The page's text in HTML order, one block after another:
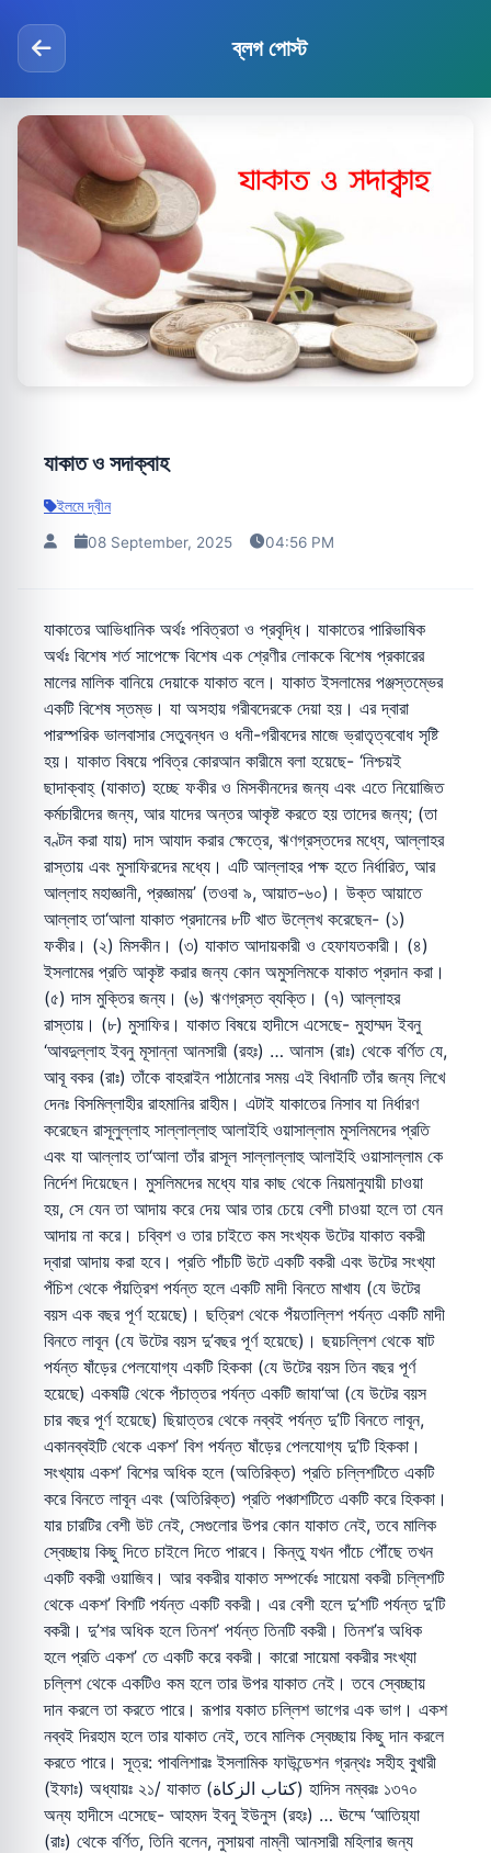
ব্লগ পোস্ট
যাকাত ও সদাক্বাহ
ইলমে দ্বীন
08 September, 2025 04:56 PM
যাকাতের আভিধানিক অর্থঃ পবিত্রতা ও প্রবৃদ্ধি। যাকাতের পারিভাষিক
অর্থঃ বিশেষ শর্ত সাপেক্ষে বিশেষ এক শ্রেণীর লোককে বিশেষ প্রকারের
মালের মালিক বানিয়ে দেয়াকে যাকাত বলে। যাকাত ইসলামের পঞ্জস্তম্ভের
একটি বিশেষ স্তম্ভ। যা অসহায় গরীবদেরকে দেয়া হয়। এর দ্বারা
পারস্পরিক ভালবাসার সেতুবন্ধন ও ধনী-গরীবদের মাজে ভ্রাতৃত্ববোধ সৃষ্টি
হয়। যাকাত বিষয়ে পবিত্র কোরআন কারীমে বলা হয়েছে- ‘নিশ্চয়ই
ছাদাক্বাহ্ (যাকাত) হচ্ছে ফকীর ও মিসকীনদের জন্য এবং এতে নিয়োজিত
কর্মচারীদের জন্য, আর যাদের অন্তর আকৃষ্ট করতে হয় তাদের জন্য; (তা
বণ্টন করা যায়) দাস আযাদ করার ক্ষেত্রে, ঋণগ্রস্তদের মধ্যে, আল্লাহর
রাস্তায় এবং মুসাফিরদের মধ্যে। এটি আল্লাহর পক্ষ হতে নির্ধারিত, আর
আল্লাহ মহাজ্ঞানী, প্রজ্ঞাময়’ (তওবা ৯, আয়াত-৬০)। উক্ত আয়াতে
আল্লাহ তা‘আলা যাকাত প্রদানের ৮টি খাত উল্লেখ করেছেন- (১)
ফকীর। (২) মিসকীন। (৩) যাকাত আদায়কারী ও হেফাযতকারী। (৪)
ইসলামের প্রতি আকৃষ্ট করার জন্য কোন অমুসলিমকে যাকাত প্রদান করা।
(৫) দাস মুক্তির জন্য। (৬) ঋণগ্রস্ত ব্যক্তি। (৭) আল্লাহর
রাস্তায়। (৮) মুসাফির। যাকাত বিষয়ে হাদীসে এসেছে- মুহাম্মদ ইবনু
‘আবদুল্লাহ ইবনু মূসান্না আনসারী (রহঃ) … আনাস (রাঃ) থেকে বর্ণিত যে,
আবূ বকর (রাঃ) তাঁকে বাহরাইন পাঠানোর সময় এই বিধানটি তাঁর জন্য লিখে
দেনঃ বিসমিল্লাহীর রাহমানির রাহীম। এটাই যাকাতের নিসাব যা নির্ধারণ
করেছেন রাসূলুল্লাহ সাল্লাল্লাহু আলাইহি ওয়াসাল্লাম মুসলিমদের প্রতি
এবং যা আল্লাহ তা‘আলা তাঁর রাসূল সাল্লাল্লাহু আলাইহি ওয়াসাল্লাম কে
নির্দেশ দিয়েছেন। মুসলিমদের মধ্যে যার কাছ থেকে নিয়মানুযায়ী চাওয়া
হয়, সে যেন তা আদায় করে দেয় আর তার চেয়ে বেশী চাওয়া হলে তা যেন
আদায় না করে। চব্বিশ ও তার চাইতে কম সংখ্যক উটের যাকাত বকরী
দ্বারা আদায় করা হবে। প্রতি পাঁচটি উটে একটি বকরী এবং উটের সংখ্যা
পঁচিশ থেকে পঁয়ত্রিশ পর্যন্ত হলে একটি মাদী বিনতে মাখায (যে উটের
বয়স এক বছর পূর্ণ হয়েছে)। ছত্রিশ থেকে পঁয়তাল্লিশ পর্যন্ত একটি মাদী
বিনতে লাবূন (যে উটের বয়স দু’বছর পূর্ণ হয়েছে)। ছয়চল্লিশ থেকে ষাট
পর্যন্ত ষাঁড়ের পেলযোগ্য একটি হিককা (যে উটের বয়স তিন বছর পূর্ণ
হয়েছে) একষট্টি থেকে পঁচাত্তর পর্যন্ত একটি জাযা‘আ (যে উটের বয়স
চার বছর পূর্ণ হয়েছে) ছিয়াত্তর থেকে নব্বই পর্যন্ত দু’টি বিনতে লাবূন,
একানব্বইটি থেকে একশ’ বিশ পর্যন্ত ষাঁড়ের পেলযোগ্য দু’টি হিককা।
সংখ্যায় একশ’ বিশের অধিক হলে (অতিরিক্ত) প্রতি চল্লিশটিতে একটি
করে বিনতে লাবূন এবং (অতিরিক্ত) প্রতি পঞ্চাশটিতে একটি করে হিককা।
যার চারটির বেশী উট নেই, সেগুলোর উপর কোন যাকাত নেই, তবে মালিক
স্বেচ্ছায় কিছু দিতে চাইলে দিতে পারবে। কিন্তু যখন পাঁচে পৌঁছে তখন
একটি বকরী ওয়াজিব। আর বকরীর যাকাত সম্পর্কেঃ সায়েমা বকরী চল্লিশটি
থেকে একশ’ বিশটি পর্যন্ত একটি বকরী। এর বেশী হলে দু’শটি পর্যন্ত দু’টি
বকরী। দু’শর অধিক হলে তিনশ’ পর্যন্ত তিনটি বকরী। তিনশ’র অধিক
হলে প্রতি একশ’ তে একটি করে বকরী। কারো সায়েমা বকরীর সংখ্যা
চল্লিশ থেকে একটিও কম হলে তার উপর যাকাত নেই। তবে স্বেচ্ছায়
দান করলে তা করতে পারে। রূপার যকাত চল্লিশ ভাগের এক ভাগ। একশ
নব্বই দিরহাম হলে তার যাকাত নেই, তবে মালিক স্বেচ্ছায় কিছু দান করলে
করতে পারে। সূত্র: পাবলিশারঃ ইসলামিক ফাউন্ডেশন গ্রন্থঃ সহীহ বুখারী
(ইফাঃ) অধ্যায়ঃ ২১/ যাকাত (كتاب الزكاة) হাদিস নম্বরঃ ১৩৭০
অন্য হাদীসে এসেছে- আহমদ ইবনু ইউনুস (রহঃ) … ঊম্মে ‘আতিয়্যা
(রাঃ) থেকে বর্ণিত, তিনি বলেন, নুসায়বা নাম্নী আনসারী মহিলার জন্য